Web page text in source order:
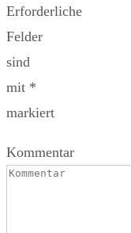
Erforderliche
Felder
sind
mit *
markiert
Kommentar